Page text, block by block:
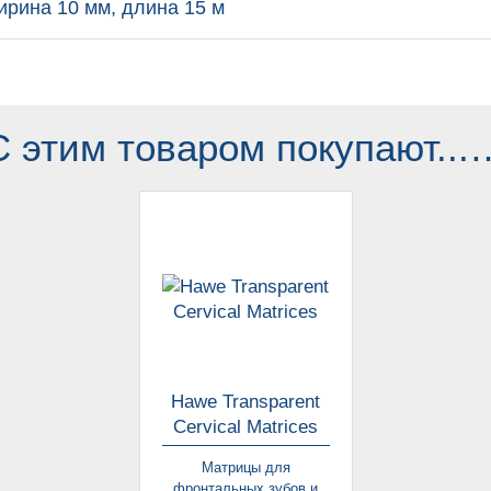
10 мм, длина 15 м
этим товаром
Hawe Transparent
Cervical Matrices
Матрицы для